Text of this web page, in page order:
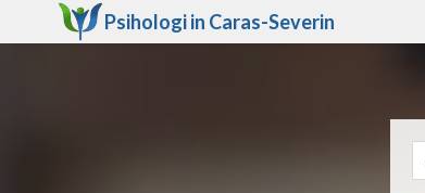
Psihologi in Caras-Severin